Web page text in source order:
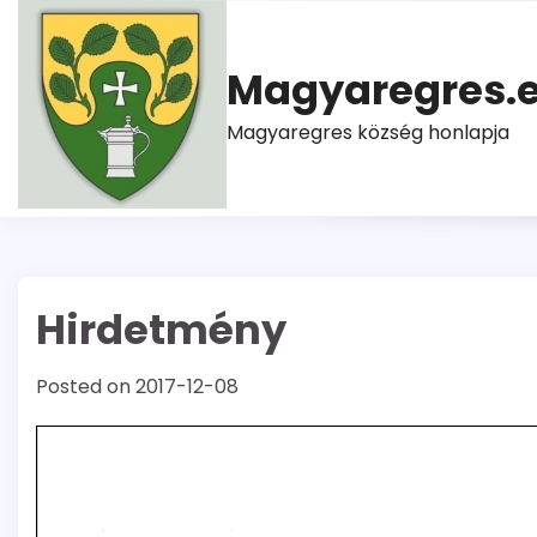
content
Magyaregres község honlapja
Hirdetmény
Posted on2017-12-08